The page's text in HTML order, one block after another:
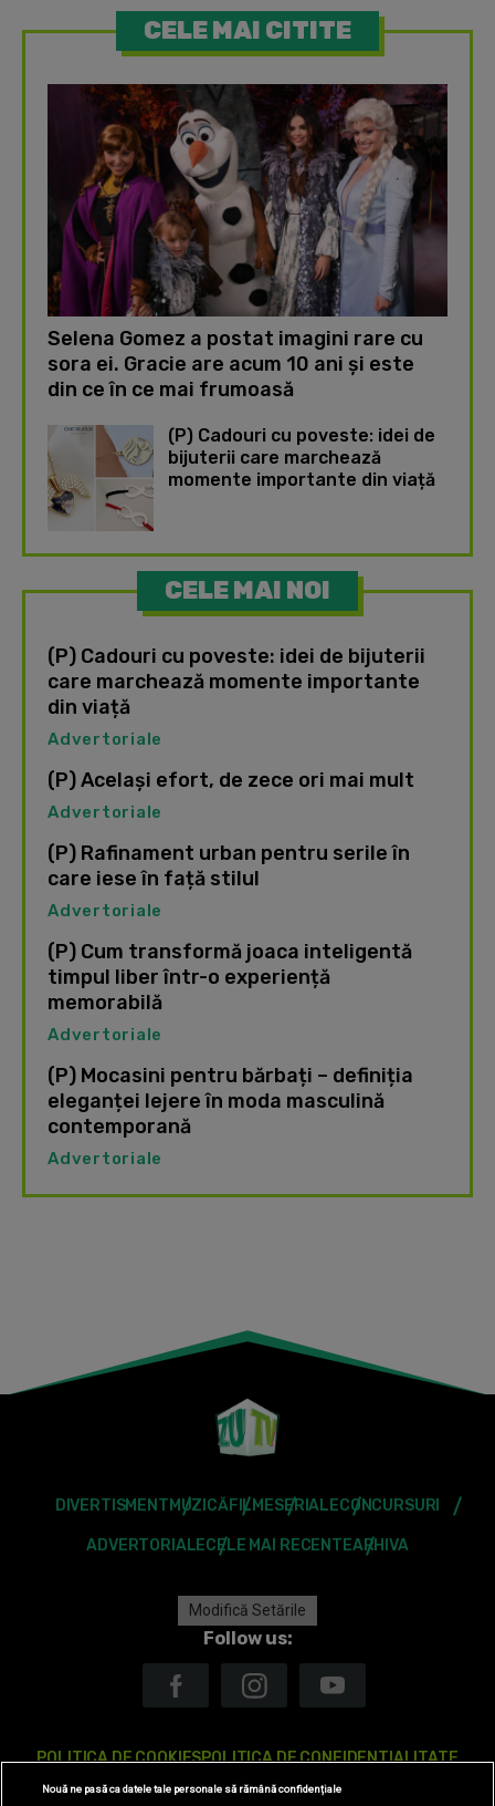
CELE MAI CITITE
Selena Gomez a postat imagini rare cu
sora ei. Gracie are acum 10 ani și este
din ce în ce mai frumoasă
(P) Cadouri cu poveste: idei de
bijuterii care marchează
momente importante din viață
CELE MAI NOI
(P) Cadouri cu poveste: idei de bijuterii
care marchează momente importante
din viață
Advertoriale
(P) Același efort, de zece ori mai mult
Advertoriale
(P) Rafinament urban pentru serile în
care iese în față stilul
Advertoriale
(P) Cum transformă joaca inteligentă
timpul liber într-o experiență
memorabilă
Advertoriale
(P) Mocasini pentru bărbați – definiția
eleganței lejere în moda masculină
contemporană
Advertoriale
DIVERTISMENT MUZICĂFILMESERIALECONCURSURI
ADVERTORIALECELE MAI RECENTEARHIVA
Modifică Setările
Follow us:
POLITICA DE COOKIESPOLITICA DE CONFIDENTIALITATE
ANTENA TV GROUP S.A. – DATE COMPANIE
Nouă ne pasă ca datele tale personale să rămână confidențiale